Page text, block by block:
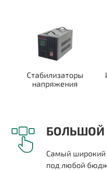
Стабилизаторы
напряжения
БОЛЬШОЙ
Самый широкий
под любой